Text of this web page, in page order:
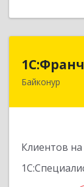
Байконур
Клиентов